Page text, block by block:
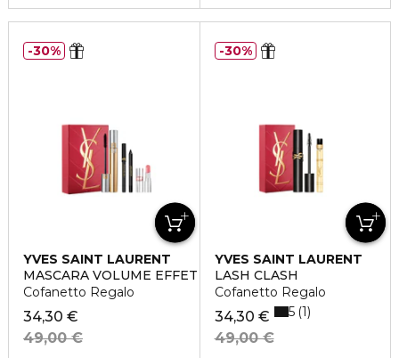
YVES SAINT LAURENT
MASCARA VOLUME EFFET FAUX CILS
Cofanetto Regalo
34,30 €
49,00 €
30%
YVES SAINT LAURENT
LASH CLASH
Cofanetto Regalo
34,30 €
49,00 €
5 1
30%